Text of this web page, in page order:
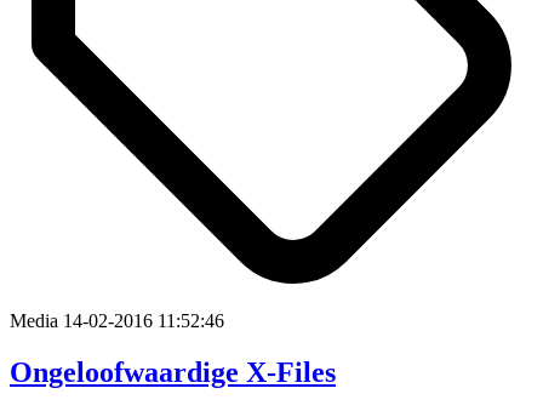
Media 14-02-2016 11:52:46
Ongeloofwaardige X-Files